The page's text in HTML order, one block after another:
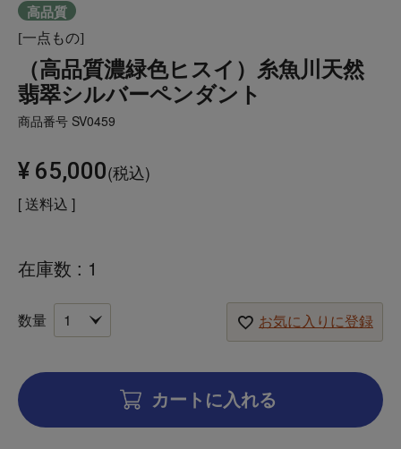
高品質
[一点もの]
（高品質濃緑色ヒスイ）糸魚川天然
翡翠シルバーペンダント
商品番号 SV0459
¥ 65,000 税込
送料込
在庫数 1
お気に入りに登録
カートに入れる